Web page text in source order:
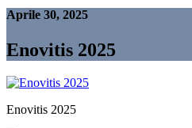
Aprile 30, 2025
Enovitis 2025
Enovitis 2025